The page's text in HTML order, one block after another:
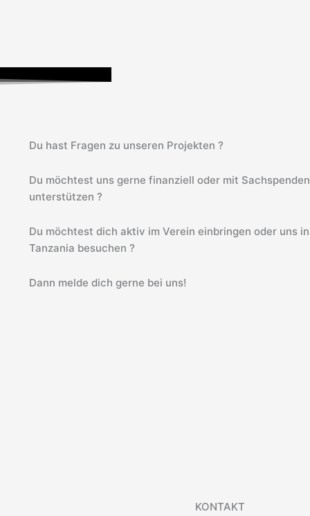
Du hast Fragen zu unseren Projekten ?
Du möchtest uns gerne finanziell oder mit Sachspenden
unterstützen ?
Du möchtest dich aktiv im Verein einbringen oder uns in
Tanzania besuchen ?
Dann melde dich gerne bei uns!
KONTAKT